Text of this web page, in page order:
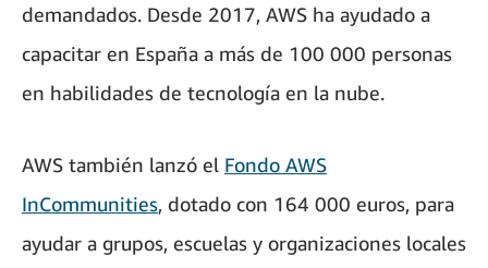
demandados. Desde 2017, AWS ha ayudado a
capacitar en España a más de 100 000 personas
en habilidades de tecnología en la nube.
AWS también lanzó el Fondo AWS
InCommunities, dotado con 164 000 euros, para
ayudar a grupos, escuelas y organizaciones locales